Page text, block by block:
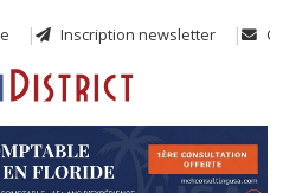
Inscription newsletter